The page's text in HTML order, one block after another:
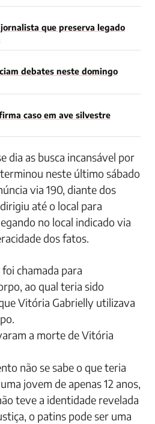
que preserva legado
debates neste domingo
caso em ave silvestre
dia as busca incansável por
neste último sábado
via 190, diante dos
até o local para
no local indicado via
dos fatos.
chamada para
ao qual teria sido
Vitória Gabrielly utilizava
a morte de Vitória
não se sabe o que teria
jovem de apenas 12 anos,
teve a identidade revelada
o patins pode ser uma